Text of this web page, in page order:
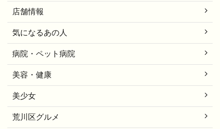
店舗情報
気になるあの人
病院・ペット病院
美容・健康
美少女
荒川区グルメ